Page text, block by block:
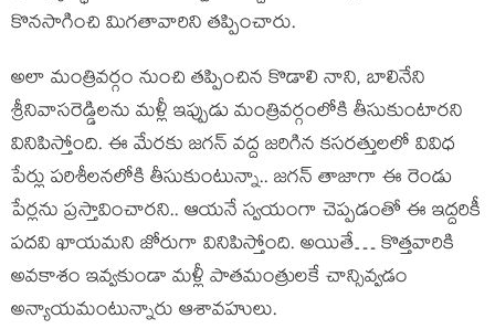
కొనసాగించి మిగతావారిని తప్పించారు.
అలా మంత్రివర్గం నుంచి తప్పించిన కొడాలి నాని, బాలినేని
శ్రీనివాసరెడ్డిలను మళ్లీ ఇప్పుడు మంత్రివర్గంలోకి తీసుకుంటారని
వినిపిస్తోంది. ఈ మేరకు జగన్ వద్ద జరిగిన కసరత్తులలో వివిధ
పేర్లు పరిశీలనలోకి తీసుకుంటున్నా.. జగన్ తాజాగా ఈ రెండు
పేర్లను ప్రస్తావించారని.. ఆయనే స్వయంగా చెప్పడంతో ఈ ఇద్దరికీ
పదవి ఖాయమని జోరుగా వినిపిస్తోంది. అయితే… కొత్తవారికి
అవకాశం ఇవ్వకుండా మళ్లీ పాతమంత్రులకే చాన్సివ్వడం
అన్యాయమంటున్నారు ఆశావహులు.